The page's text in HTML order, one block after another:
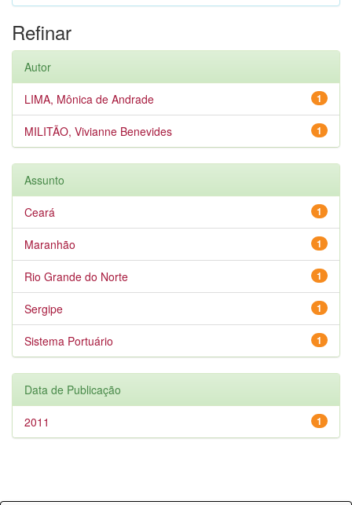
Refinar
Autor
1
LIMA, Mônica de Andrade
1
MILITÃO, Vivianne Benevides
Assunto
1
Ceará
1
Maranhão
1
Rio Grande do Norte
1
Sergipe
1
Sistema Portuário
Data de Publicação
1
2011